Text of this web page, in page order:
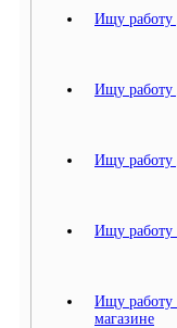
Ищу работу
Ищу работу
Ищу работу
Ищу работу
Ищу работу
магазине